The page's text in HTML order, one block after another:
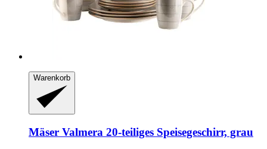
Warenkorb
Mäser Valmera 20-​teiliges Speisegeschirr, grau